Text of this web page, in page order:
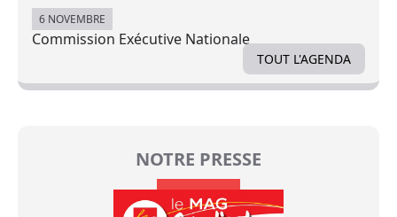
6 NOVEMBRE
Commission Exécutive Nationale
TOUT L'AGENDA
NOTRE PRESSE